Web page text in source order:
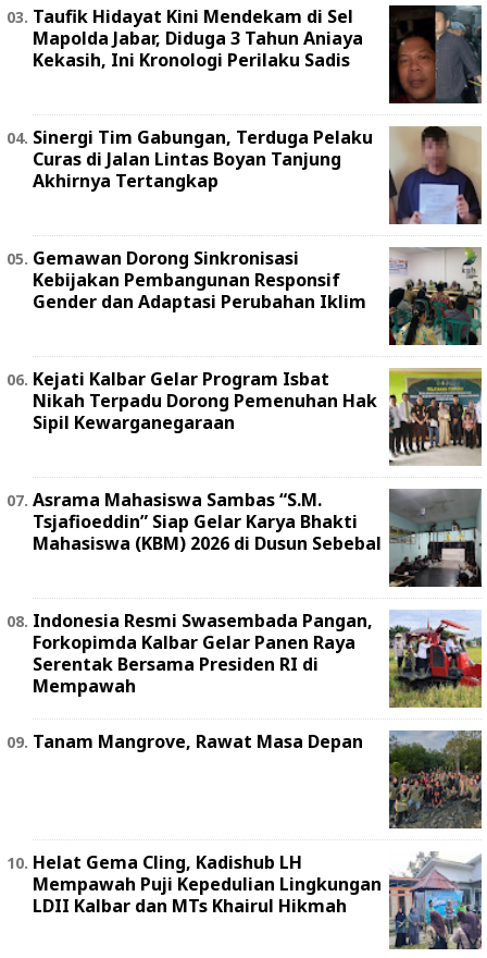
Taufik Hidayat Kini Mendekam di Sel
Mapolda Jabar, Diduga 3 Tahun Aniaya
Kekasih, Ini Kronologi Perilaku Sadis
Sinergi Tim Gabungan, Terduga Pelaku
Curas di Jalan Lintas Boyan Tanjung
Akhirnya Tertangkap
Gemawan Dorong Sinkronisasi
Kebijakan Pembangunan Responsif
Gender dan Adaptasi Perubahan Iklim
Kejati Kalbar Gelar Program Isbat
Nikah Terpadu Dorong Pemenuhan Hak
Sipil Kewarganegaraan
Asrama Mahasiswa Sambas “S.M.
Tsjafioeddin” Siap Gelar Karya Bhakti
Mahasiswa (KBM) 2026 di Dusun Sebebal
Indonesia Resmi Swasembada Pangan,
Forkopimda Kalbar Gelar Panen Raya
Serentak Bersama Presiden RI di
Mempawah
Tanam Mangrove, Rawat Masa Depan
Helat Gema Cling, Kadishub LH
Mempawah Puji Kepedulian Lingkungan
LDII Kalbar dan MTs Khairul Hikmah